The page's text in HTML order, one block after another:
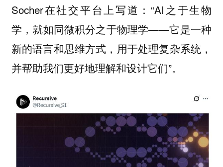
Socher在社交平台上写道：“AI之于生物
学，就如同微积分之于物理学——它是一种
新的语言和思维方式，用于处理复杂系统，
并帮助我们更好地理解和设计它们”。